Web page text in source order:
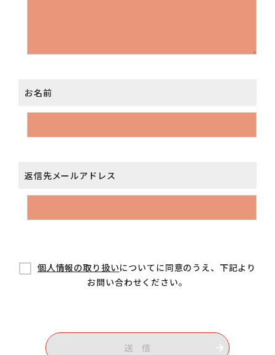
お名前
返信先メールアドレス
個人情報の取り扱いについてに同意のうえ、下記より
お問い合わせください。
送 信